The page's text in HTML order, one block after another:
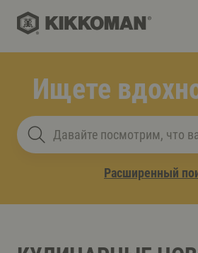
Ищете
Давайте посмотрим, что
Расширенный